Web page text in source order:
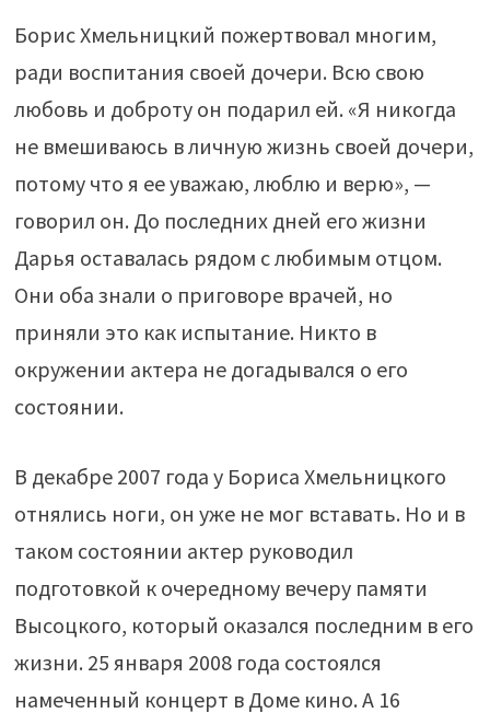
Борис Хмельницкий пожертвовал многим,
ради воспитания своей дочери. Всю свою
любовь и доброту он подарил ей. «Я никогда
не вмешиваюсь в личную жизнь своей дочери,
потому что я ее уважаю, люблю и верю», —
говорил он. До последних дней его жизни
Дарья оставалась рядом с любимым отцом.
Они оба знали о приговоре врачей, но
приняли это как испытание. Никто в
окружении актера не догадывался о его
состоянии.
В декабре 2007 года у Бориса Хмельницкого
отнялись ноги, он уже не мог вставать. Но и в
таком состоянии актер руководил
подготовкой к очередному вечеру памяти
Высоцкого, который оказался последним в его
жизни. 25 января 2008 года состоялся
намеченный концерт в Доме кино. А 16